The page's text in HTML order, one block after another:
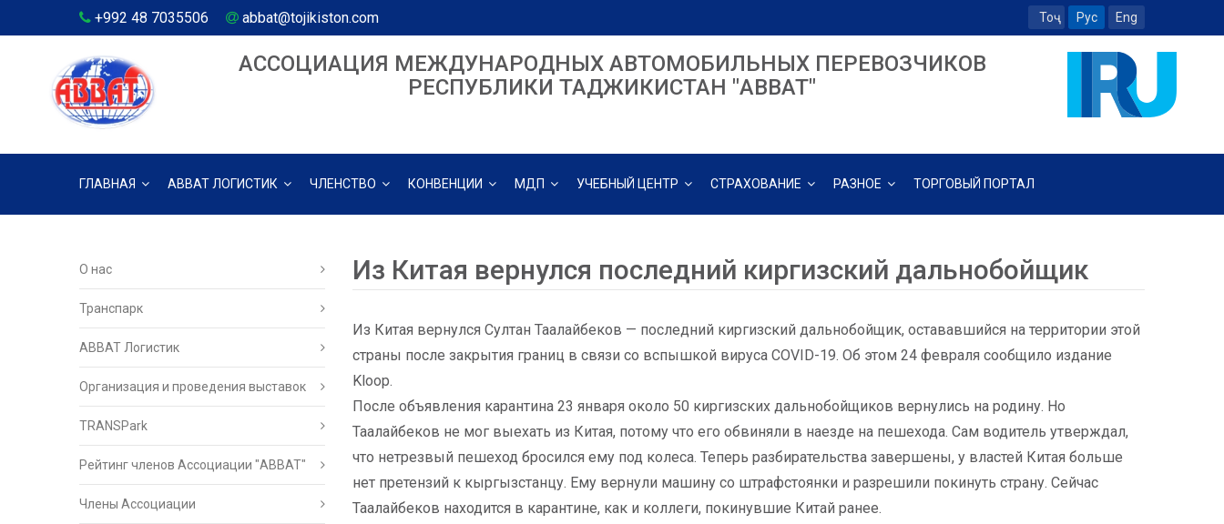
+992 48 7035506 abbat@tojikiston.com Тоҷ Рус Eng
АССОЦИАЦИЯ МЕЖДУНАРОДНЫХ АВТОМОБИЛЬНЫХ ПЕРЕВОЗЧИКОВ
РЕСПУБЛИКИ ТАДЖИКИСТАН "ABBAT"
ГЛАВНАЯ АВВАТ ЛОГИСТИК ЧЛЕНСТВО КОНВЕНЦИИ МДП УЧЕБНЫЙ ЦЕНТР СТРАХОВАНИЕ РАЗНОЕ ТОРГОВЫЙ ПОРТАЛ
О нас
Транспарк
ABBAT Логистик
Организация и проведения выставок
TRANSPark
Рейтинг членов Ассоциации "АВВАТ"
Члены Ассоциации
Из Китая вернулся последний киргизский дальнобойщик
Из Китая вернулся Султан Таалайбеков — последний киргизский дальнобойщик, остававшийся на территории этой
страны после закрытия границ в связи со вспышкой вируса COVID-19. Об этом 24 февраля сообщило издание
Kloop.
После объявления карантина 23 января около 50 киргизских дальнобойщиков вернулись на родину. Но
Таалайбеков не мог выехать из Китая, потому что его обвиняли в наезде на пешехода. Сам водитель утверждал,
что нетрезвый пешеход бросился ему под колеса. Теперь разбирательства завершены, у властей Китая больше
нет претензий к кыргызстанцу. Ему вернули машину со штрафстоянки и разрешили покинуть страну. Сейчас
Таалайбеков находится в карантине, как и коллеги, покинувшие Китай ранее.